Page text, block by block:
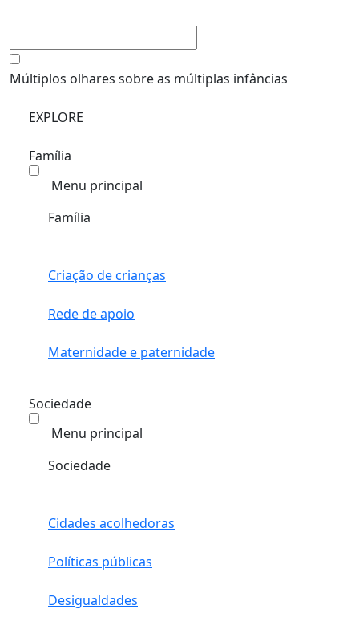
Múltiplos olhares sobre as múltiplas infâncias
EXPLORE
Família
Menu principal
Família
Criação de crianças
Rede de apoio
Maternidade e paternidade
Sociedade
Menu principal
Sociedade
Cidades acolhedoras
Políticas públicas
Desigualdades